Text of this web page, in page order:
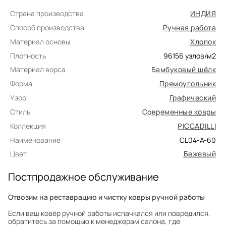
Страна производства
ИНДИЯ
Способ производства
Ручная работа
Материал основы
Хлопок
Плотность
96156 узлов/м2
Материал ворса
Бамбуковый шёлк
Форма
Прямоугольник
Узор
Графический
Стиль
Современные ковры
Коллекция
PICCADILLI
Наименование
CL04-A-60
Цвет
Бежевый
Постпродажное обслуживание
Отвозим на реставрацию и чистку ковры ручной работы
Если ваш ковёр ручной работы испачкался или повредился,
обратитесь за помощью к менеджерам салона, где